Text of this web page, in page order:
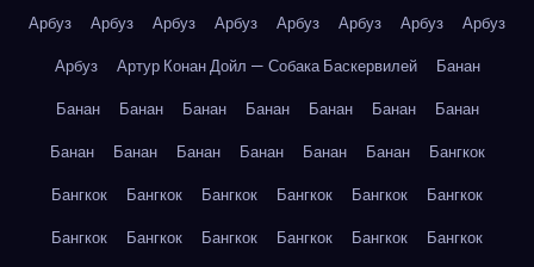
Арбуз
Арбуз Арбуз Арбуз Арбуз Арбуз Арбуз
Арбуз
Арбуз
Артур Конан Дойл — Собака Баскервилей
Банан
Банан
Банан Банан Банан Банан Банан
Банан
Банан
Банан Банан Банан Банан Банан
Бангкок
Бангкок
Бангкок Бангкок Бангкок Бангкок
Бангкок
Бангкок
Бангкок Бангкок Бангкок Бангкок Бангкок